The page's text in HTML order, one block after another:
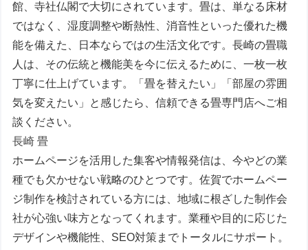
館、寺社仏閣で大切にされています。畳は、単なる床材
ではなく、湿度調整や断熱性、消音性といった優れた機
能を備えた、日本ならではの生活文化です。長崎の畳職
人は、その伝統と機能美を今に伝えるために、一枚一枚
丁寧に仕上げています。「畳を替えたい」「部屋の雰囲
気を変えたい」と感じたら、信頼できる畳専門店へご相
談ください。
長崎 畳
ホームページを活用した集客や情報発信は、今やどの業
種でも欠かせない戦略のひとつです。佐賀でホームペー
ジ制作を検討されている方には、地域に根ざした制作会
社が心強い味方となってくれます。業種や目的に応じた
デザインや機能性、SEO対策までトータルにサポート。